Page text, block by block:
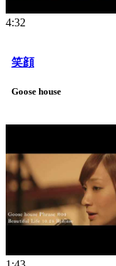
4:32
笑顔
Goose house